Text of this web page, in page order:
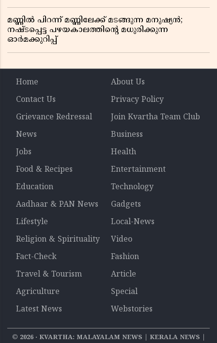
മണ്ണിൽ പിറന്ന് മണ്ണിലേക്ക് മടങ്ങുന്ന മനുഷ്യൻ;
നഷ്ടപ്പെട്ട പഴയകാലത്തിൻ്റെ മധുരിക്കുന്ന
ഓർമക്കുറിപ്പ്
Home
About Us
Contact Us
Privacy Policy
Grievance Redressal
Join Kvartha Team Club
News
Business
Jobs
Health
Food & Recipes
Entertainment
Education
Technology
Aadhaar & PAN News
Gadgets
Lifestyle
Local-News
Religion & Spirituality
Video
Fact-Check
Fashion
Travel & Tourism
Article
Agriculture
Special
Latest News
Webstories
© 2026‧ KVARTHA: MALAYALAM NEWS | KERALA NEWS |